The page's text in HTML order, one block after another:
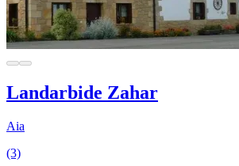
Landarbide Zahar
Aia
(3)